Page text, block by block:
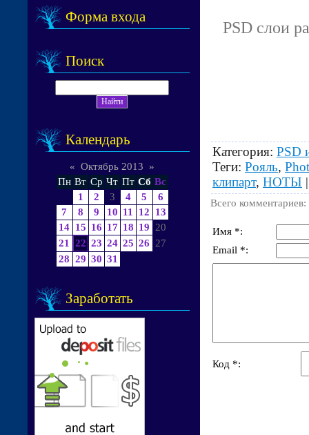
Форма входа
Поиск
Календарь
« Октябрь 2013
»
Пн Вт Ср Чт Пт Сб Вс
1
2 3 4 5
6
7
8 9 10 11 12
13
14 15 16 17 18 19
20
21
22 23 24 25 26
27
28 29 30 31
Заработать
PSD слои
Категория: PSD
Теги: Рояль,
клипарт, НОТЫ
Всего комментариев:
Имя *:
Email *:
Код *: